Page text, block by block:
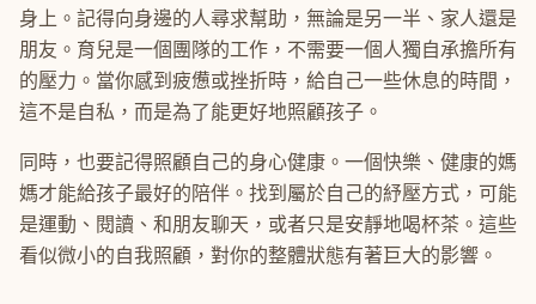
身上。記得向身邊的人尋求幫助，無論是另一半、家人還是
朋友。育兒是一個團隊的工作，不需要一個人獨自承擔所有
的壓力。當你感到疲憊或挫折時，給自己一些休息的時間，
這不是自私，而是為了能更好地照顧孩子。
同時，也要記得照顧自己的身心健康。一個快樂、健康的媽
媽才能給孩子最好的陪伴。找到屬於自己的紓壓方式，可能
是運動、閱讀、和朋友聊天，或者只是安靜地喝杯茶。這些
看似微小的自我照顧，對你的整體狀態有著巨大的影響。